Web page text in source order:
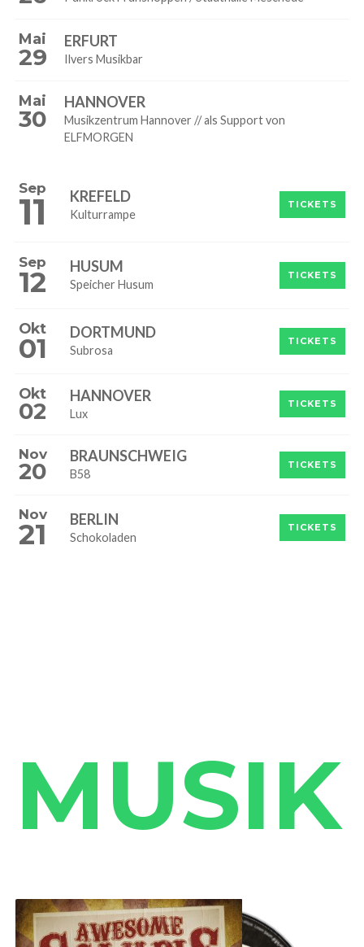
Mai
29
ERFURT
Ilvers Musikbar
Mai
30
HANNOVER
Musikzentrum Hannover // als Support von
ELFMORGEN
Sep
11 KREFELD
Kulturrampe
TICKETS
Sep
12 HUSUM
Speicher Husum
TICKETS
Okt
01 DORTMUND
Subrosa
TICKETS
Okt
02
HANNOVER
Lux
TICKETS
Nov
20
BRAUNSCHWEIG
B58
TICKETS
Nov
21 BERLIN
Schokoladen
TICKETS
MUSIK